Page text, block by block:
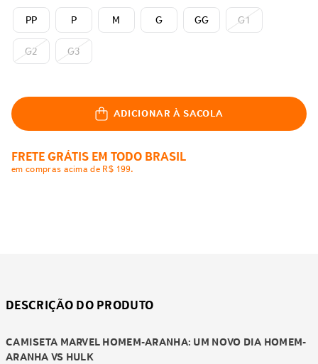
P
PP G
M GG
G3
G2
G1
ADICIONAR À SACOLA
FRETE GRÁTIS EM TODO BRASIL
em compras acima de R$ 199.
DESCRIÇÃO DO PRODUTO
CAMISETA MARVEL HOMEM-ARANHA: UM NOVO DIA HOMEM-
ARANHA VS HULK